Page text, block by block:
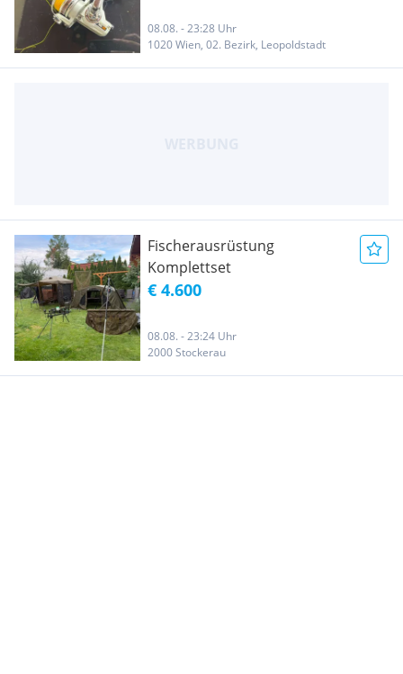
08.08. - 23:28 Uhr
1020 Wien, 02. Bezirk, Leopoldstadt
Fischerausrüstung
Komplettset
€ 4.600
08.08. - 23:24 Uhr
2000 Stockerau